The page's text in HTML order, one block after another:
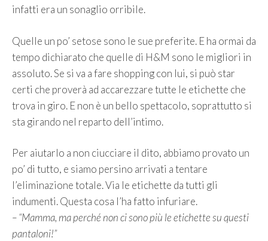
infatti era un sonaglio orribile.
Quelle un po’ setose sono le sue preferite. E ha ormai da
tempo dichiarato che quelle di H&M sono le migliori in
assoluto. Se si va a fare shopping con lui, si può star
certi che proverà ad accarezzare tutte le etichette che
trova in giro. E non è un bello spettacolo, soprattutto si
sta girando nel reparto dell’intimo.
Per aiutarlo a non ciucciare il dito, abbiamo provato un
po’ di tutto, e siamo persino arrivati a tentare
l’eliminazione totale. Via le etichette da tutti gli
indumenti. Questa cosa l’ha fatto infuriare.
– “Mamma, ma perché non ci sono più le etichette su questi
pantaloni!”